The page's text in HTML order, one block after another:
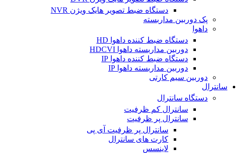
دستگاه ضبط تصویر هایک ویژن NVR
پک دوربین مداربسته
داهوا
دستگاه ضبط کننده داهوا HD
دوربین مداربسته داهوا HDCVI
دستگاه ضبط کننده داهوا IP
دوربین مداربسته داهوا IP
دوربین سیم کارتی
سانترال
دستگاه سانترال
سانترال کم ظرفیت
سانترال پر ظرفیت
سانترال پر ظرفیت آی پی
کارت های سانترال
لاینسس